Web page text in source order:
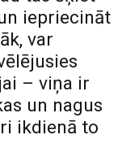
iepriecināt
var
– viņa ir
un nagus
ikdienā to